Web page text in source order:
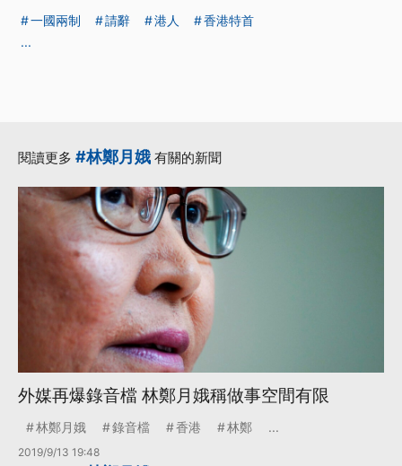
一國兩制 請辭 港人
香港特首
...
閱讀更多 #林鄭月娥 有關的新聞
外媒再爆錄音檔 林鄭月娥稱做事空間有限
林鄭月娥 錄音檔 香港 林鄭 ...
2019/9/13 19:48